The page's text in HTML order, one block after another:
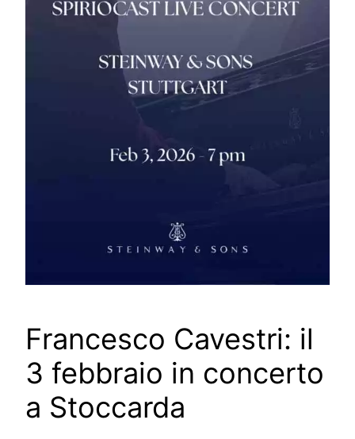
Francesco Cavestri: il
3 febbraio in concerto
a Stoccarda